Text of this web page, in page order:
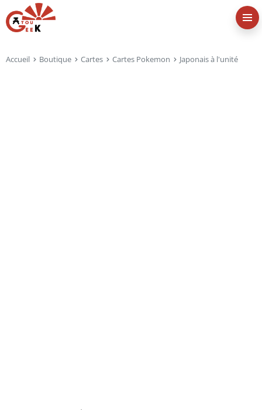
Accueil Boutique Cartes Cartes Pokemon Japonais à l'unité